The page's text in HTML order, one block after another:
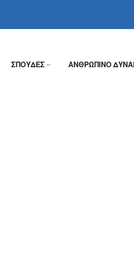
ΣΠΟΥΔΕΣ » ΑΝΘΡΩΠΙΝΟ